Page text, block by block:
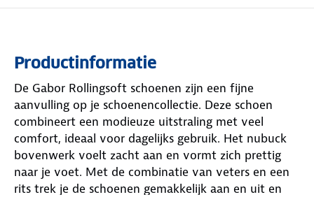
Productinformatie
De Gabor Rollingsoft schoenen zijn een fijne
aanvulling op je schoenencollectie. Deze schoen
combineert een modieuze uitstraling met veel
comfort, ideaal voor dagelijks gebruik. Het nubuck
bovenwerk voelt zacht aan en vormt zich prettig
naar je voet. Met de combinatie van veters en een
rits trek je de schoenen gemakkelijk aan en uit en